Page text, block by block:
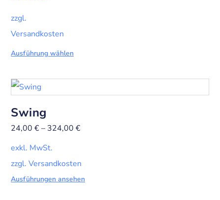
zzgl.
Versandkosten
Ausführung wählen
Swing
24,00€– 324,00€
exkl. MwSt.
zzgl. Versandkosten
Ausführungen ansehen